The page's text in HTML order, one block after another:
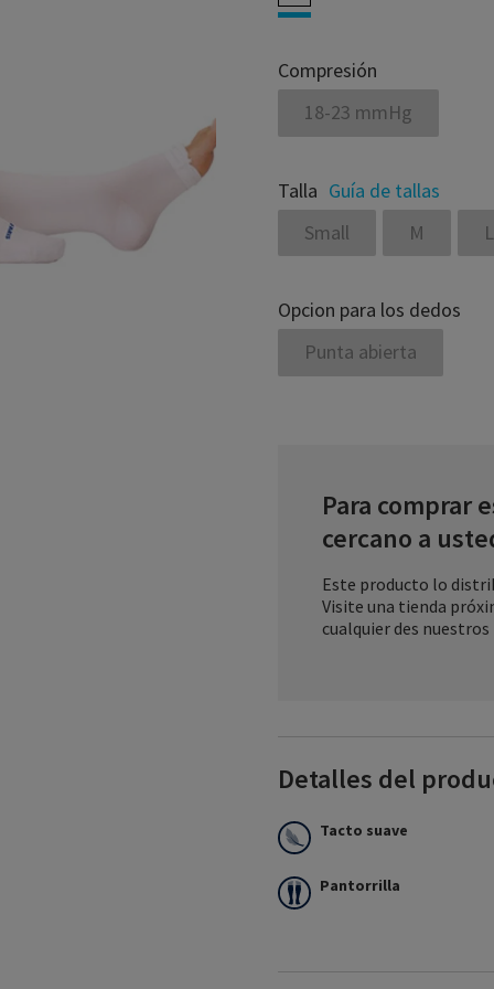
Compresión
18-23 mmHg
Talla Guía de tallas
Small
M
Opcion para los dedos
Punta abierta
Para comprar
cercano a
Este producto lo
Visite una tienda
cualquier des
Detalles del
Tacto suave
Pantorrilla